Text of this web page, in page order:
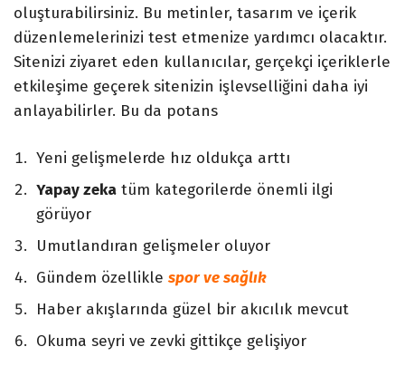
oluşturabilirsiniz. Bu metinler, tasarım ve içerik
düzenlemelerinizi test etmenize yardımcı olacaktır.
Sitenizi ziyaret eden kullanıcılar, gerçekçi içeriklerle
etkileşime geçerek sitenizin işlevselliğini daha iyi
anlayabilirler. Bu da potans
Yeni gelişmelerde hız oldukça arttı
Yapay zeka tüm kategorilerde önemli ilgi
görüyor
Umutlandıran gelişmeler oluyor
Gündem özellikle spor ve sağlık
Haber akışlarında güzel bir akıcılık mevcut
Okuma seyri ve zevki gittikçe gelişiyor